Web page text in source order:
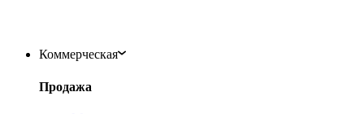
Коммерческая
Продажа